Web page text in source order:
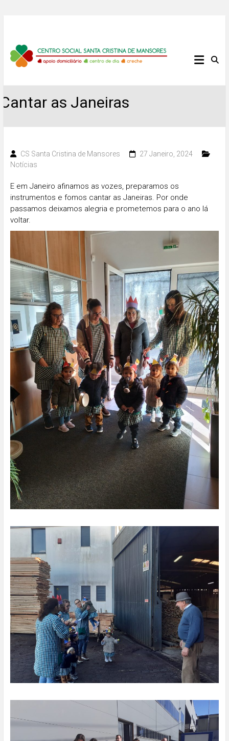
content
Centro
Santa
Cristina
de
Mansores
Cantar as Janeiras
CS Santa Cristina de Mansores
27 Janeiro, 2024
Notícias
E em Janeiro afinamos as vozes, preparamos os
instrumentos e fomos cantar as Janeiras. Por onde
passamos deixamos alegria e prometemos para o ano lá
voltar.